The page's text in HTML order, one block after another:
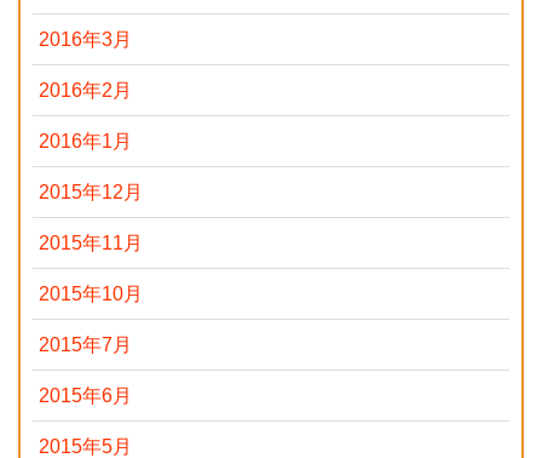
2016年3月
2016年2月
2016年1月
2015年12月
2015年11月
2015年10月
2015年7月
2015年6月
2015年5月